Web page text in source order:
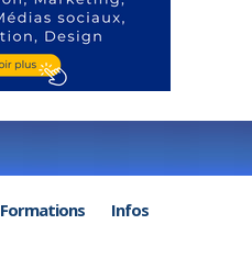
Formations Infos